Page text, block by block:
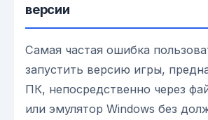
версии
Самая частая ошибка
запустить версию игры,
ПК, непосредственно через
или эмулятор Windows без